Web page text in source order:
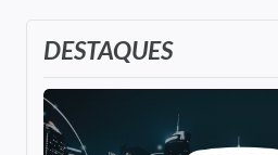
DESTAQUES